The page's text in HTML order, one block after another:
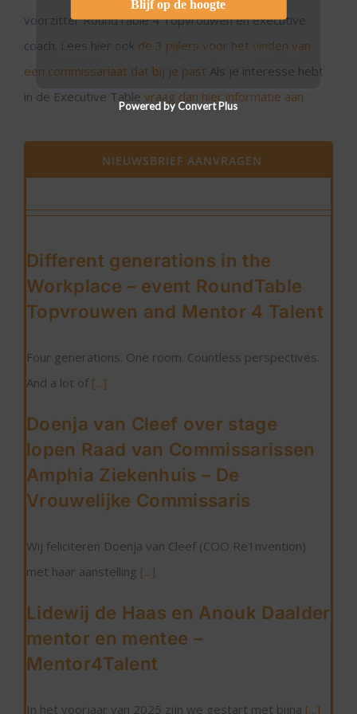
voorzitter RoundTable 4 Topvrouwen en executive
coach. Lees hier ook de 3 pijlers voor het vinden van
een commissariaat dat bij je past Als je interesse hebt
in de Executive Table vraag dan hier informatie aan
NIEUWSBRIEF AANVRAGEN
Different generations in the
Workplace – event RoundTable
Topvrouwen and Mentor 4 Talent
Four generations. One room. Countless perspectives.
And a lot of[...]
Doenja van Cleef over stage
lopen Raad van Commissarissen
Amphia Ziekenhuis – De
Vrouwelijke Commissaris
Wij feliciteren Doenja van Cleef (COO Re1nvention)
met haar aanstelling [...]
Lidewij de Haas en Anouk Daalder
mentor en mentee –
Mentor4Talent
In het voorjaar van 2025 zijn we gestart met bijna [...]
Blijf op de hoogte
Ontvang vrijblijvend de maandelijks nieuwsbrief. Met
Powered by Convert Plus